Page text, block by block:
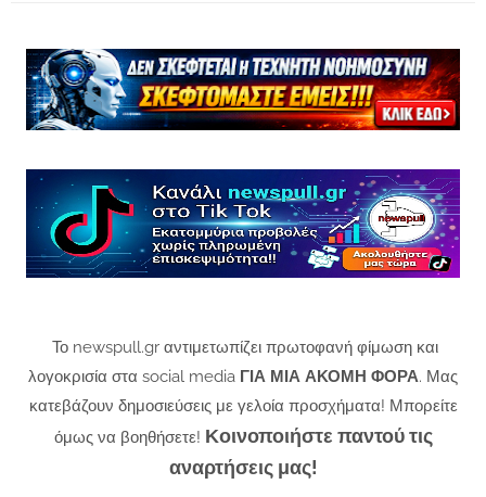
Το newspull.gr αντιμετωπίζει πρωτοφανή φίμωση και
λογοκρισία στα social media ΓΙΑ ΜΙΑ ΑΚΟΜΗ ΦΟΡΑ. Μας
κατεβάζουν δημοσιεύσεις με γελοία προσχήματα! Μπορείτε
όμως να βοηθήσετε! Κοινοποιήστε παντού τις
αναρτήσεις μας!